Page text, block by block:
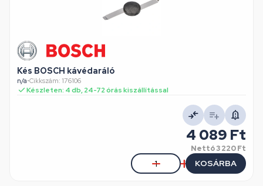
Kés BOSCH kávédaráló
n/a•Cikkszám: 176106
Készleten: 4 db, 24-72 órás kiszállítással
4 089 Ft
Nettó3 220 Ft
KOSÁRBA